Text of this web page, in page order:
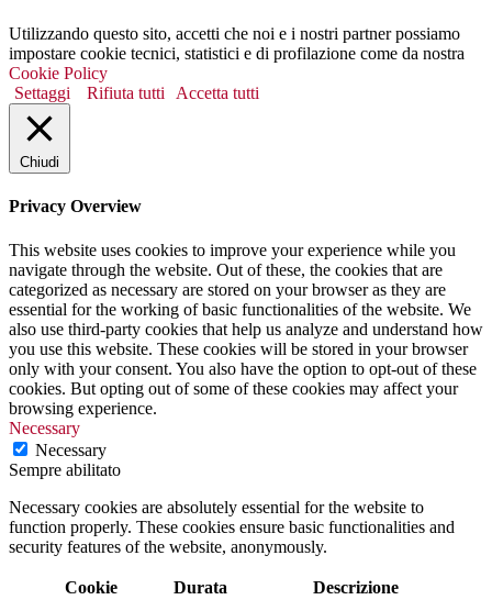
Utilizzando questo sito, accetti che noi e i nostri partner possiamo
impostare cookie tecnici, statistici e di profilazione come da nostra
Cookie Policy
Settaggi
Rifiuta tutti Accetta tutti
Chiudi
Privacy Overview
This website uses cookies to improve your experience while you
navigate through the website. Out of these, the cookies that are
categorized as necessary are stored on your browser as they are
essential for the working of basic functionalities of the website. We
also use third-party cookies that help us analyze and understand how
you use this website. These cookies will be stored in your browser
only with your consent. You also have the option to opt-out of these
cookies. But opting out of some of these cookies may affect your
browsing experience.
Necessary
Necessary
Sempre abilitato
Necessary cookies are absolutely essential for the website to
function properly. These cookies ensure basic functionalities and
security features of the website, anonymously.
Cookie Durata Descrizione